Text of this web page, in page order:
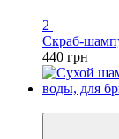
2
Скраб-
440 грн